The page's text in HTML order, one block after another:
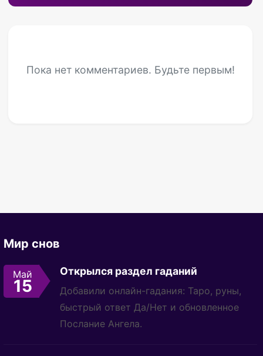
Пока нет комментариев. Будьте первым!
Мир снов
Май
15
Открылся раздел гаданий
Добавили онлайн-гадания: Таро, руны,
быстрый ответ Да/Нет и обновленное
Послание Ангела.